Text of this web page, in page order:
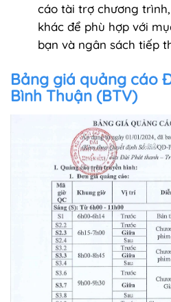
cáo tài trợ chương
khác để phù hợp với
bạn và ngân sách tiếp
Bảng giá quảng cáo
Bình Thuận (BTV)